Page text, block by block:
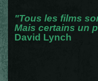
"Tous les films
Mais certains un
David Lynch